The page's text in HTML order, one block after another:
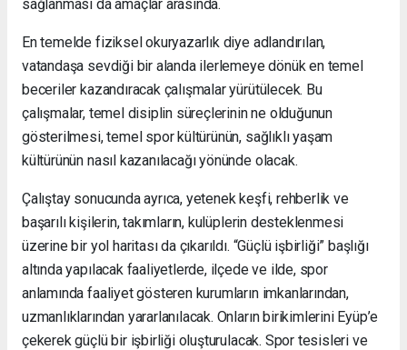
sağlanması da amaçlar arasında.
En temelde fiziksel okuryazarlık diye adlandırılan,
vatandaşa sevdiği bir alanda ilerlemeye dönük en temel
beceriler kazandıracak çalışmalar yürütülecek. Bu
çalışmalar, temel disiplin süreçlerinin ne olduğunun
gösterilmesi, temel spor kültürünün, sağlıklı yaşam
kültürünün nasıl kazanılacağı yönünde olacak.
Çalıştay sonucunda ayrıca, yetenek keşfi, rehberlik ve
başarılı kişilerin, takımların, kulüplerin desteklenmesi
üzerine bir yol haritası da çıkarıldı. “Güçlü işbirliği” başlığı
altında yapılacak faaliyetlerde, ilçede ve ilde, spor
anlamında faaliyet gösteren kurumların imkanlarından,
uzmanlıklarından yararlanılacak. Onların birikimlerini Eyüp’e
çekerek güçlü bir işbirliği oluşturulacak. Spor tesisleri ve